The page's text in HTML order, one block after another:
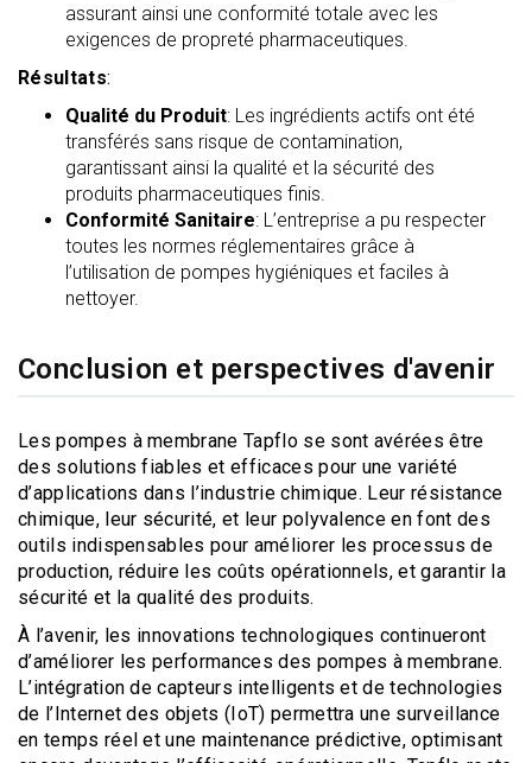
assurant ainsi une conformité totale avec les
exigences de propreté pharmaceutiques.
Résultats:
Qualité du Produit: Les ingrédients actifs ont été
transférés sans risque de contamination,
garantissant ainsi la qualité et la sécurité des
produits pharmaceutiques finis.
Conformité Sanitaire: L’entreprise a pu respecter
toutes les normes réglementaires grâce à
l’utilisation de pompes hygiéniques et faciles à
nettoyer.
Conclusion et perspectives d'avenir
Les pompes à membrane Tapflo se sont avérées être
des solutions fiables et efficaces pour une variété
d’applications dans l’industrie chimique. Leur résistance
chimique, leur sécurité, et leur polyvalence en font des
outils indispensables pour améliorer les processus de
production, réduire les coûts opérationnels, et garantir la
sécurité et la qualité des produits.
À l’avenir, les innovations technologiques continueront
d’améliorer les performances des pompes à membrane.
L’intégration de capteurs intelligents et de technologies
de l’Internet des objets (IoT) permettra une surveillance
en temps réel et une maintenance prédictive, optimisant